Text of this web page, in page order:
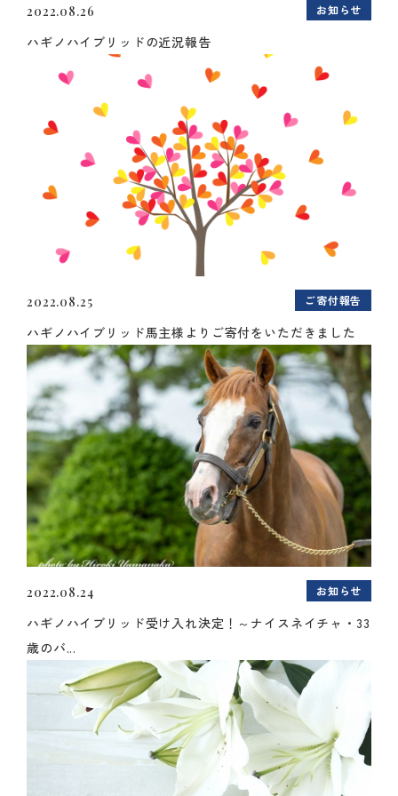
2022.08.26 お知らせ
ハギノハイブリッドの近況報告
2022.08.25 ご寄付報告
ハギノハイブリッド馬主様よりご寄付をいただきました
2022.08.24 お知らせ
ハギノハイブリッド受け入れ決定！～ナイスネイチャ・33
歳のバ...